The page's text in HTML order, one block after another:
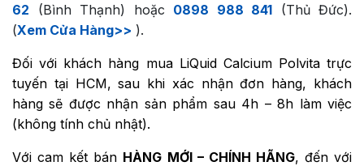
62 (Bình Thạnh) hoặc 0898 988 841 (Thủ Đức).
(Xem Cửa Hàng>> ).
Đối với khách hàng mua LiQuid Calcium Polvitatrực
tuyến tại HCM, sau khi xác nhận đơn hàng, khách
hàng sẽ được nhận sản phẩm sau 4h – 8h làm việc
(không tính chủ nhật).
Với cam kết bán HÀNG MỚI – CHÍNH HÃNG, đến với